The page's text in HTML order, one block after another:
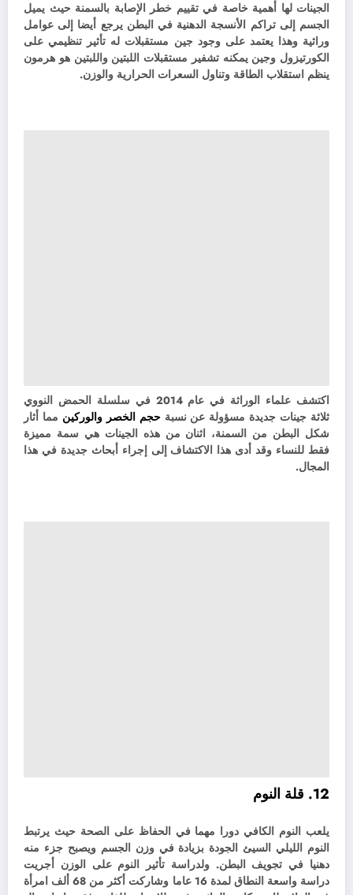
الجينات لها أهمية خاصة في تقييم خطر الإصابة بالسمنة حيث يميل
الجسم إلى تراكم الأنسجة الدهنية في البطن يرجع أيضا إلى عوامل
وراثية وهذا يعتمد على وجود جين مستقبلات له تأثير تنظيمي على
الكورتيزول وجين يمكنه تشفير مستقبلات اللبتين واللبتين هو هرمون
ينظم استقلاب الطاقة وتناول السعرات الحرارية والوزن.
اكتشف علماء الوراثة في عام 2014 في سلسلة الحمض النووي
ثلاثة جينات جديدة مسؤولة عن نسبةحجم الخصر والوركين مما أثار
شكل البطن من السمنة، اثنان من هذه الجينات هي سمة مميزة
فقط للنساء وقد أدى هذا الاكتشاف إلى إجراء أبحاث جديدة في هذا
المجال.
12. قلة النوم
يلعب النوم الكافي دورا مهما في الحفاظ على الصحة حيث يرتبط
النوم الليلي السيئ الجودة بزيادة في وزن الجسم ويصبح جزء منه
دهنيا في تجويف البطن. ولدراسة تأثير النوم على الوزن أجريت
دراسة واسعة النطاق لمدة 16 عاما وشاركت أكثر من 68 ألف امرأة